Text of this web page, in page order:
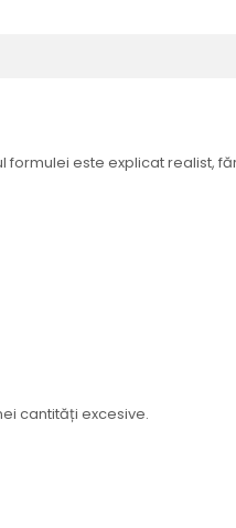
este explicat realist,
cantități excesive.